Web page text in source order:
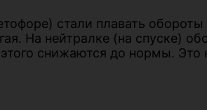
стали плавать
На нейтралке (на спуске)
снижаются до нормы.